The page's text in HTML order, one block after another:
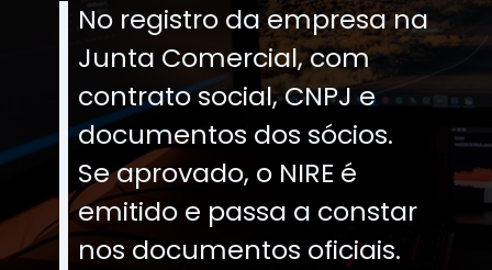
No registro da empresa na
Junta Comercial, com
contrato social, CNPJ e
documentos dos sócios.
Se aprovado, o NIRE é
emitido e passa a constar
nos documentos oficiais.